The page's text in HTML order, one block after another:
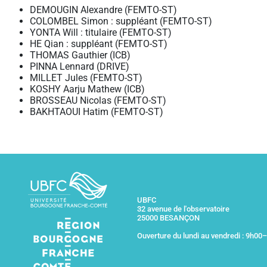
DEMOUGIN Alexandre (FEMTO-ST)
COLOMBEL Simon : suppléant (FEMTO-ST)
YONTA Will : titulaire (FEMTO-ST)
HE Qian : suppléant (FEMTO-ST)
THOMAS Gauthier (ICB)
PINNA Lennard (DRIVE)
MILLET Jules (FEMTO-ST)
KOSHY Aarju Mathew (ICB)
BROSSEAU Nicolas (FEMTO-ST)
BAKHTAOUI Hatim (FEMTO-ST)
UBFC
32 avenue de l'observatoire
25000 BESANÇON
Ouverture du lundi au vendredi :